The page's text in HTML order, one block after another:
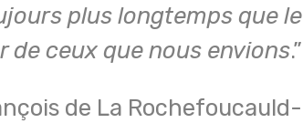
plus longtemps que le
de ceux que nous envions.”
de La Rochefoucauld-